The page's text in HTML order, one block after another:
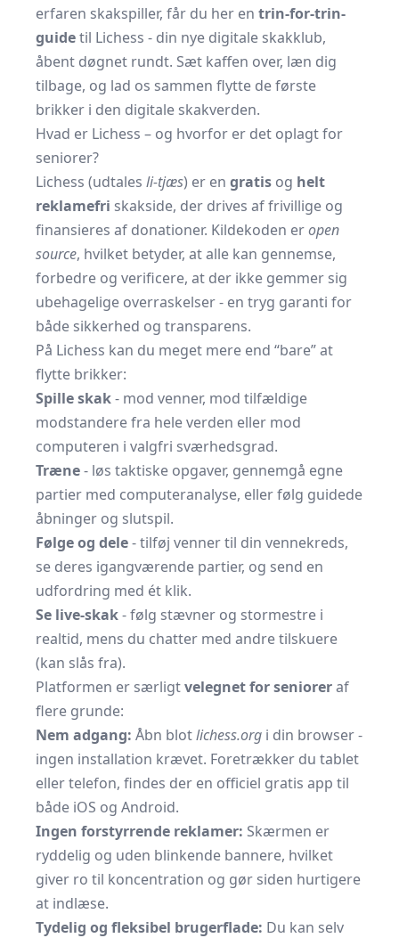
erfaren skakspiller, får du her en trin-for-trin-
guidetil Lichess - din nye digitale skakklub,
åbent døgnet rundt. Sæt kaffen over, læn dig
tilbage, og lad os sammen flytte de første
brikker i den digitale skakverden.
Hvad er Lichess – og hvorfor er det oplagt for
seniorer?
Lichess (udtales li-tjæs) er en gratis og helt
reklamefri skakside, der drives af frivillige og
finansieres af donationer. Kildekoden eropen
source, hvilket betyder, at alle kan gennemse,
forbedre og verificere, at der ikke gemmer sig
ubehagelige overraskelser - en tryg garanti for
både sikkerhed og transparens.
På Lichess kan du meget mere end “bare” at
flytte brikker:
Spille skak- mod venner, mod tilfældige
modstandere fra hele verden eller mod
computeren i valgfri sværhedsgrad.
Træne- løs taktiske opgaver, gennemgå egne
partier med computeranalyse, eller følg guidede
åbninger og slutspil.
Følge og dele- tilføj venner til din vennekreds,
se deres igangværende partier, og send en
udfordring med ét klik.
Se live-skak- følg stævner og stormestre i
realtid, mens du chatter med andre tilskuere
(kan slås fra).
Platformen er særligtvelegnet for senioreraf
flere grunde:
Nem adgang: Åbn blotlichess.org i din browser -
ingen installation krævet. Foretrækker du tablet
eller telefon, findes der en officiel gratis app til
både iOS og Android.
Ingen forstyrrende reklamer: Skærmen er
ryddelig og uden blinkende bannere, hvilket
giver ro til koncentration og gør siden hurtigere
at indlæse.
Tydelig og fleksibel brugerflade: Du kan selv